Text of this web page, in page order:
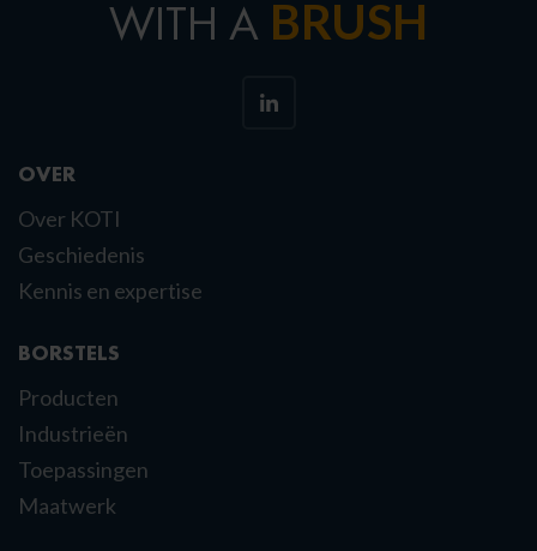
WITH A BRUSH
OVER
Over KOTI
Geschiedenis
Kennis en expertise
BORSTELS
Producten
Industrieën
Toepassingen
Maatwerk